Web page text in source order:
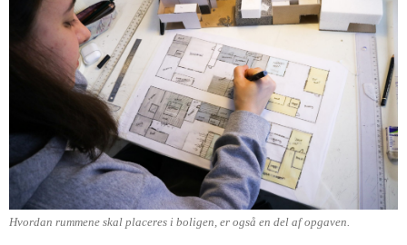
Hvordan rummene skal placeres i boligen, er også en del af opgaven.